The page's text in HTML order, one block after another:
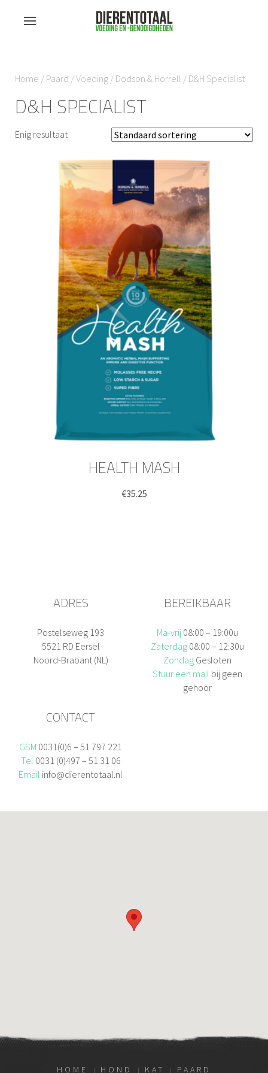
Home / Paard /Voeding / Dodson & Horrell / D&H Specialist
D&H SPECIALIST
Enig resultaat
HEALTH MASH
€35.25
ADRES
Postelseweg 193
5521 RD Eersel
Noord-Brabant (NL)
BEREIKBAAR
Ma-vrij 08:00 – 19:00u
Zaterdag 08:00 – 12:30u
Zondag Gesloten
Stuur een mail bij geen
gehoor
CONTACT
GSM 0031(0)6 – 51 797 221
Tel 0031 (0)497 – 51 31 06
Email info@dierentotaal.nl
HOME HOND KAT PAARD